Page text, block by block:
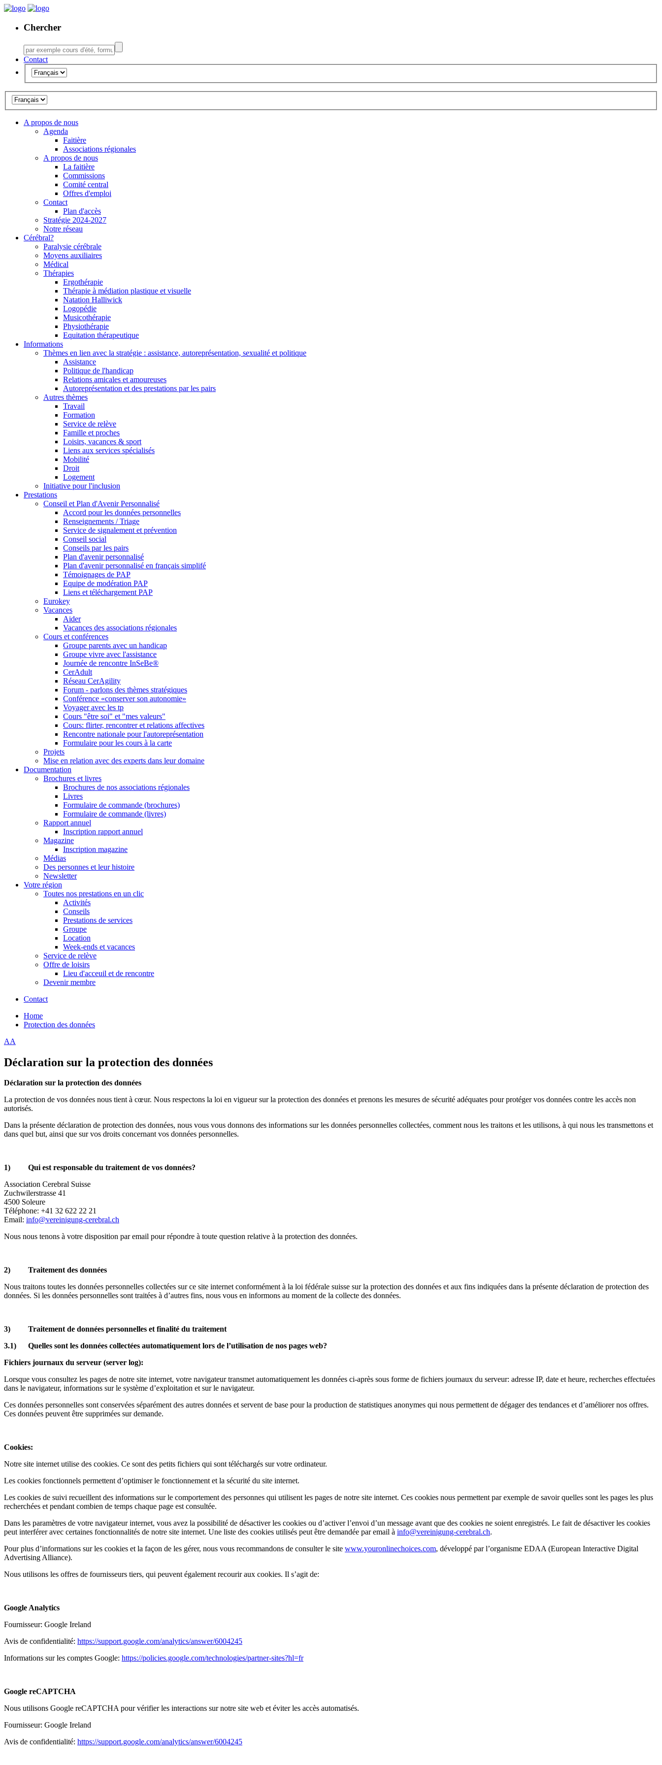
Chercher
Contact
A propos de nous
Agenda
Faitière
Associations régionales
A propos de nous
La faitière
Commissions
Comité central
Offres d'emploi
Contact
Plan d'accès
Stratégie 2024-2027
Notre réseau
Cérébral?
Paralysie cérébrale
Moyens auxiliaires
Médical
Thérapies
Ergothérapie
Thérapie à médiation plastique et visuelle
Natation Halliwick
Logopédie
Musicothérapie
Physiothérapie
Equitation thérapeutique
Informations
Thèmes en lien avec la stratégie : assistance, autoreprésentation, sexualité et politique
Assistance
Politique de l'handicap
Relations amicales et amoureuses
Autoreprésentation et des prestations par les pairs
Autres thèmes
Travail
Formation
Service de relève
Famille et proches
Loisirs, vacances & sport
Liens aux services spécialisés
Mobilité
Droit
Logement
Initiative pour l'inclusion
Prestations
Conseil et Plan d'Avenir Personnalisé
Accord pour les données personnelles
Renseignements / Triage
Service de signalement et prévention
Conseil social
Conseils par les pairs
Plan d'avenir personnalisé
Plan d'avenir personnalisé en français simplifé
Témoignages de PAP
Equipe de modération PAP
Liens et téléchargement PAP
Eurokey
Vacances
Aider
Vacances des associations régionales
Cours et conférences
Groupe parents avec un handicap
Groupe vivre avec l'assistance
Journée de rencontre InSeBe®
CerAdult
Réseau CerAgility
Forum - parlons des thèmes stratégiques
Conférence «conserver son autonomie»
Voyager avec les tp
Cours "être soi" et "mes valeurs"
Cours: flirter, rencontrer et relations affectives
Rencontre nationale pour l'autoreprésentation
Formulaire pour les cours à la carte
Projets
Mise en relation avec des experts dans leur domaine
Documentation
Brochures et livres
Brochures de nos associations régionales
Livres
Formulaire de commande (brochures)
Formulaire de commande (livres)
Rapport annuel
Inscription rapport annuel
Magazine
Inscription magazine
Médias
Des personnes et leur histoire
Newsletter
Votre région
Toutes nos prestations en un clic
Activités
Conseils
Prestations de services
Groupe
Location
Week-ends et vacances
Service de relève
Offre de loisirs
Lieu d'acceuil et de rencontre
Devenir membre
Contact
Home
Protection des données
AA
Déclaration sur la protection des données
Déclaration sur la protection des données
La protection de vos données nous tient à cœur. Nous respectons la loi en vigueur sur la protection des données et prenons les mesures de sécurité adéquates pour protéger vos données contre les accès non
autorisés.
Dans la présente déclaration de protection des données, nous vous vous donnons des informations sur les données personnelles collectées, comment nous les traitons et les utilisons, à qui nous les transmettons et
dans quel but, ainsi que sur vos droits concernant vos données personnelles.
1) Qui est responsable du traitement de vos données?
Association Cerebral Suisse
Zuchwilerstrasse 41
4500 Soleure
Téléphone: +41 32 622 22 21
Email: info@vereinigung-cerebral.ch
Nous nous tenons à votre disposition par email pour répondre à toute question relative à la protection des données.
2) Traitement des données
Nous traitons toutes les données personnelles collectées sur ce site internet conformément à la loi fédérale suisse sur la protection des données et aux fins indiquées dans la présente déclaration de protection des
données. Si les données personnelles sont traitées à d’autres fins, nous vous en informons au moment de la collecte des données.
3) Traitement de données personnelles et finalité du traitement
3.1) Quelles sont les données collectées automatiquement lors de l’utilisation de nos pages web?
Fichiers journaux du serveur (server log):
Lorsque vous consultez les pages de notre site internet, votre navigateur transmet automatiquement les données ci-après sous forme de fichiers journaux du serveur: adresse IP, date et heure, recherches effectuées
dans le navigateur, informations sur le système d’exploitation et sur le navigateur.
Ces données personnelles sont conservées séparément des autres données et servent de base pour la production de statistiques anonymes qui nous permettent de dégager des tendances et d’améliorer nos offres.
Ces données peuvent être supprimées sur demande.
Cookies:
Notre site internet utilise des cookies. Ce sont des petits fichiers qui sont téléchargés sur votre ordinateur.
Les cookies fonctionnels permettent d’optimiser le fonctionnement et la sécurité du site internet.
Les cookies de suivi recueillent des informations sur le comportement des personnes qui utilisent les pages de notre site internet. Ces cookies nous permettent par exemple de savoir quelles sont les pages les plus
recherchées et pendant combien de temps chaque page est consultée.
Dans les paramètres de votre navigateur internet, vous avez la possibilité de désactiver les cookies ou d’activer l’envoi d’un message avant que des cookies ne soient enregistrés. Le fait de désactiver les cookies
peut interférer avec certaines fonctionnalités de notre site internet. Une liste des cookies utilisés peut être demandée par email à info@vereinigung-cerebral.ch.
Pour plus d’informations sur les cookies et la façon de les gérer, nous vous recommandons de consulter le site www.youronlinechoices.com, développé par l’organisme EDAA (European Interactive Digital
Advertising Alliance).
Nous utilisons les offres de fournisseurs tiers, qui peuvent également recourir aux cookies. Il s’agit de:
Google Analytics
Fournisseur: Google Ireland
Avis de confidentialité: https://support.google.com/analytics/answer/6004245
Informations sur les comptes Google: https://policies.google.com/technologies/partner-sites?hl=fr
Google reCAPTCHA
Nous utilisons Google reCAPTCHA pour vérifier les interactions sur notre site web et éviter les accès automatisés.
Fournisseur: Google Ireland
Avis de confidentialité: https://support.google.com/analytics/answer/6004245